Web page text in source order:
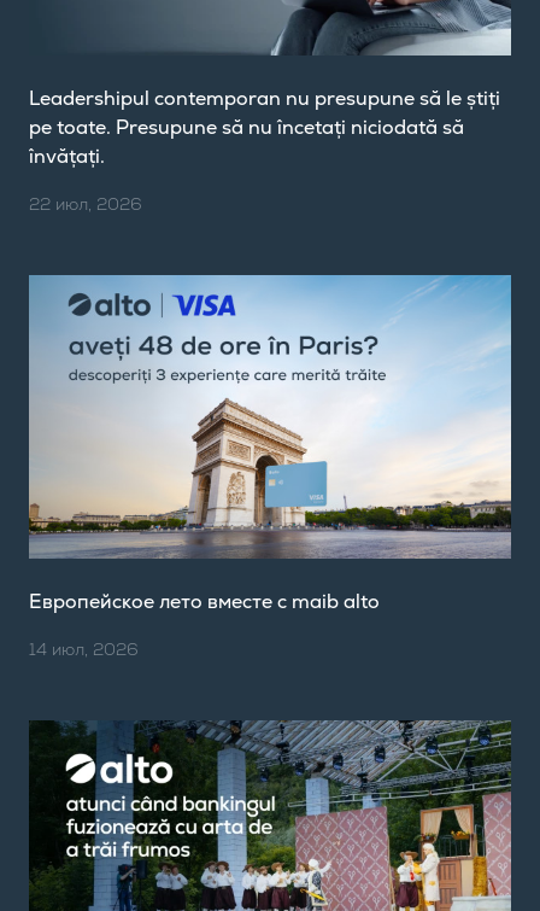
Leadershipul contemporan nu presupune să le știți
pe toate. Presupune să nu încetați niciodată să
învățați.
22 июл, 2026
Европейское лето вместе с maib alto
14 июл, 2026